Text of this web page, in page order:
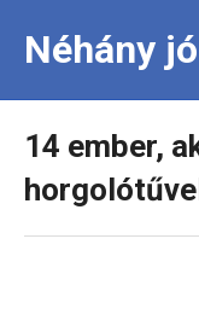
Néhány
14 ember,